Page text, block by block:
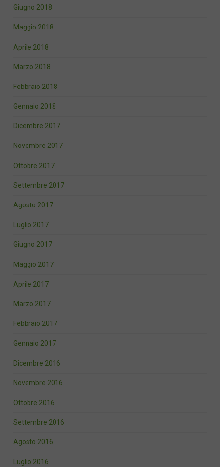
Giugno 2018
Maggio 2018
Aprile 2018
Marzo 2018
Febbraio 2018
Gennaio 2018
Dicembre 2017
Novembre 2017
Ottobre 2017
Settembre 2017
Agosto 2017
Luglio 2017
Giugno 2017
Maggio 2017
Aprile 2017
Marzo 2017
Febbraio 2017
Gennaio 2017
Dicembre 2016
Novembre 2016
Ottobre 2016
Settembre 2016
Agosto 2016
Luglio 2016